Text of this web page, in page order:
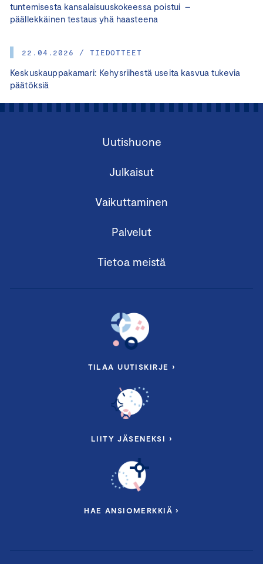
tuntemisesta kansalaisuuskokeessa poistui –
päällekkäinen testaus yhä haasteena
22.04.2026 / TIEDOTTEET
Keskuskauppakamari: Kehysriihestä useita kasvua tukevia
päätöksiä
Uutishuone
Julkaisut
Vaikuttaminen
Palvelut
Tietoa meistä
TILAA UUTISKIRJE ›
LIITY JÄSENEKSI ›
HAE ANSIOMERKKIÄ ›